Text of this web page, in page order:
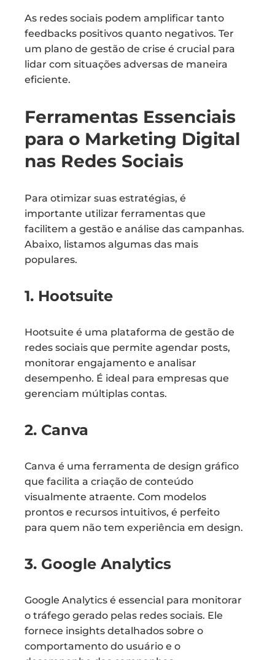
As redes sociais podem amplificar tanto
feedbacks positivos quanto negativos. Ter
um plano de gestão de crise é crucial para
lidar com situações adversas de maneira
eficiente.
Ferramentas Essenciais
para o Marketing Digital
nas Redes Sociais
Para otimizar suas estratégias, é
importante utilizar ferramentas que
facilitem a gestão e análise das campanhas.
Abaixo, listamos algumas das mais
populares.
1. Hootsuite
Hootsuite é uma plataforma de gestão de
redes sociais que permite agendar posts,
monitorar engajamento e analisar
desempenho. É ideal para empresas que
gerenciam múltiplas contas.
2. Canva
Canva é uma ferramenta de design gráfico
que facilita a criação de conteúdo
visualmente atraente. Com modelos
prontos e recursos intuitivos, é perfeito
para quem não tem experiência em design.
3. Google Analytics
Google Analytics é essencial para monitorar
o tráfego gerado pelas redes sociais. Ele
fornece insights detalhados sobre o
comportamento do usuário e o